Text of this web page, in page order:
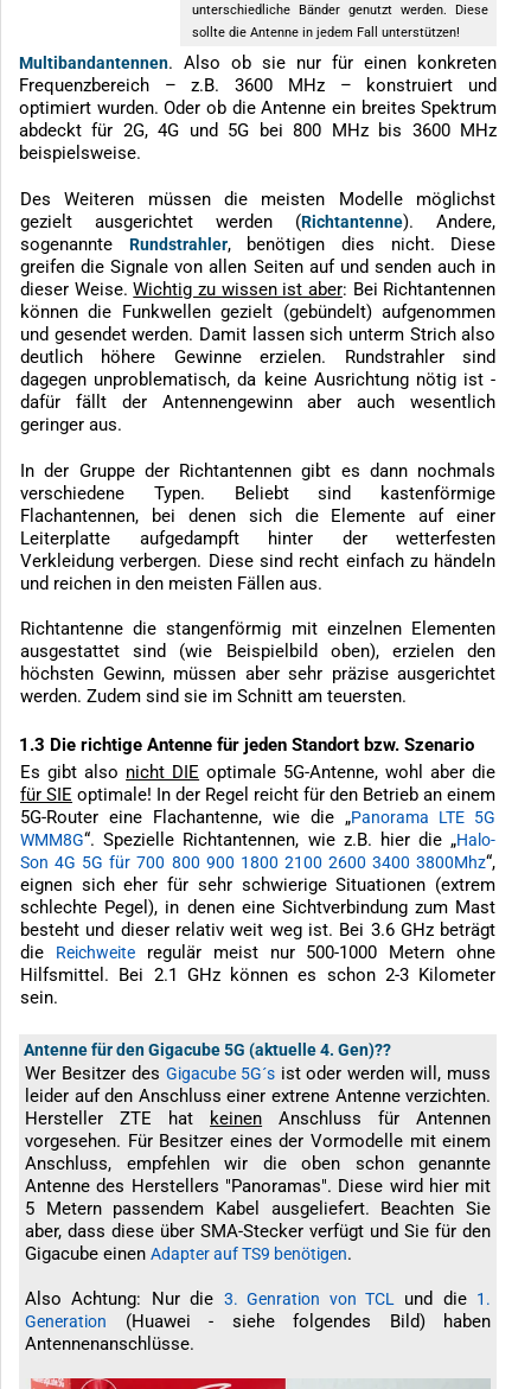
unterschiedliche Bänder genutzt werden. Diese
sollte die Antenne in jedem Fall unterstützen!
Multibandantennen. Also ob sie nur für einen konkreten
Frequenzbereich – z.B. 3600 MHz – konstruiert und
optimiert wurden. Oder ob die Antenne ein breites Spektrum
abdeckt für 2G, 4G und 5G bei 800 MHz bis 3600 MHz
beispielsweise.
Des Weiteren müssen die meisten Modelle möglichst
gezielt ausgerichtet werden (Richtantenne). Andere,
sogenannte Rundstrahler, benötigen dies nicht. Diese
greifen die Signale von allen Seiten auf und senden auch in
dieser Weise.Wichtig zu wissen ist aber: Bei Richtantennen
können die Funkwellen gezielt (gebündelt) aufgenommen
und gesendet werden. Damit lassen sich unterm Strich also
deutlich höhere Gewinne erzielen. Rundstrahler sind
dagegen unproblematisch, da keine Ausrichtung nötig ist -
dafür fällt der Antennengewinn aber auch wesentlich
geringer aus.
In der Gruppe der Richtantennen gibt es dann nochmals
verschiedene Typen. Beliebt sind kastenförmige
Flachantennen, bei denen sich die Elemente auf einer
Leiterplatte aufgedampft hinter der wetterfesten
Verkleidung verbergen. Diese sind recht einfach zu händeln
und reichen in den meisten Fällen aus.
Richtantenne die stangenförmig mit einzelnen Elementen
ausgestattet sind (wie Beispielbild oben), erzielen den
höchsten Gewinn, müssen aber sehr präzise ausgerichtet
werden. Zudem sind sie im Schnitt am teuersten.
1.3 Die richtige Antenne für jeden Standort bzw. Szenario
Es gibt also nicht DIE optimale 5G-Antenne, wohl aber die
für SIE optimale! In der Regel reicht für den Betrieb an einem
5G-Router eine Flachantenne, wie die „Panorama LTE 5G
WMM8G“. Spezielle Richtantennen, wie z.B. hier die „Halo-
Son 4G 5G für 700 800 900 1800 2100 2600 3400 3800Mhz“,
eignen sich eher für sehr schwierige Situationen (extrem
schlechte Pegel), in denen eine Sichtverbindung zum Mast
besteht und dieser relativ weit weg ist. Bei 3.6 GHz beträgt
die
Reichweiteregulär meist nur 500-1000 Metern ohne
Hilfsmittel. Bei 2.1 GHz können es schon 2-3 Kilometer
sein.
Antenne für den Gigacube 5G (aktuelle 4. Gen)??
Wer Besitzer des Gigacube 5G´sist oder werden will, muss
leider auf den Anschluss einer extrene Antenne verzichten.
Hersteller ZTE hat
keinen Anschluss für Antennen
vorgesehen. Für Besitzer eines der Vormodelle mit einem
Anschluss, empfehlen wir die oben schon genannte
Antenne des Herstellers "Panoramas". Diese wird hier mit
5 Metern passendem Kabel ausgeliefert. Beachten Sie
aber, dass diese über SMA-Stecker verfügt und Sie für den
Gigacube einen Adapter auf TS9 benötigen.
Also Achtung: Nur die 3. Genration von TCLund die 1.
Generation
(Huawei - siehe folgendes Bild) haben
Antennenanschlüsse.